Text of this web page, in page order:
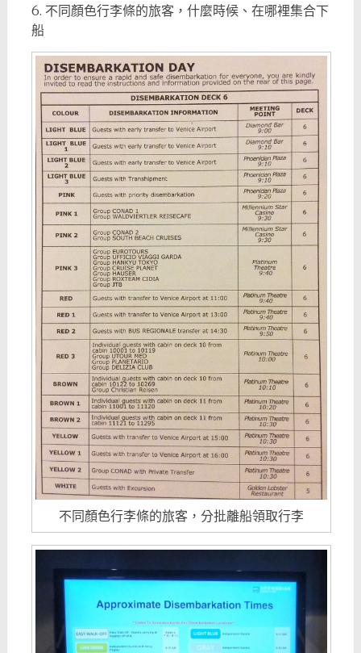
6. 不同顏色行李條的旅客，什麼時候、在哪裡集合下
船
不同顏色行李條的旅客，分批離船領取行李